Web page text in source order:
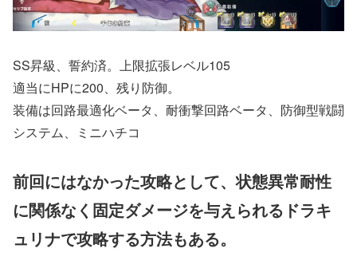
SS昇級、誓約済。上限拡張レベル105
適当にHPに200、残り防御。
装備は回路最適化ベータ、耐衝撃回路ベータ、防御型戦闘
システム、ミニハチコ
前回にはなかった攻略として、状態異常耐性
に関係なく固定ダメージを与えられるドラキ
ュリナで攻略する方法もある。